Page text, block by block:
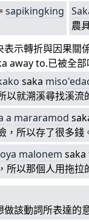
sapikingking
農
表示轉折與因果關
away to.已被全部
saka
以就溯溪尋找溪流
a mararamod
，所以存了很多錢
malonem saka
所以那個人用拖拉
做該動詞所表達的